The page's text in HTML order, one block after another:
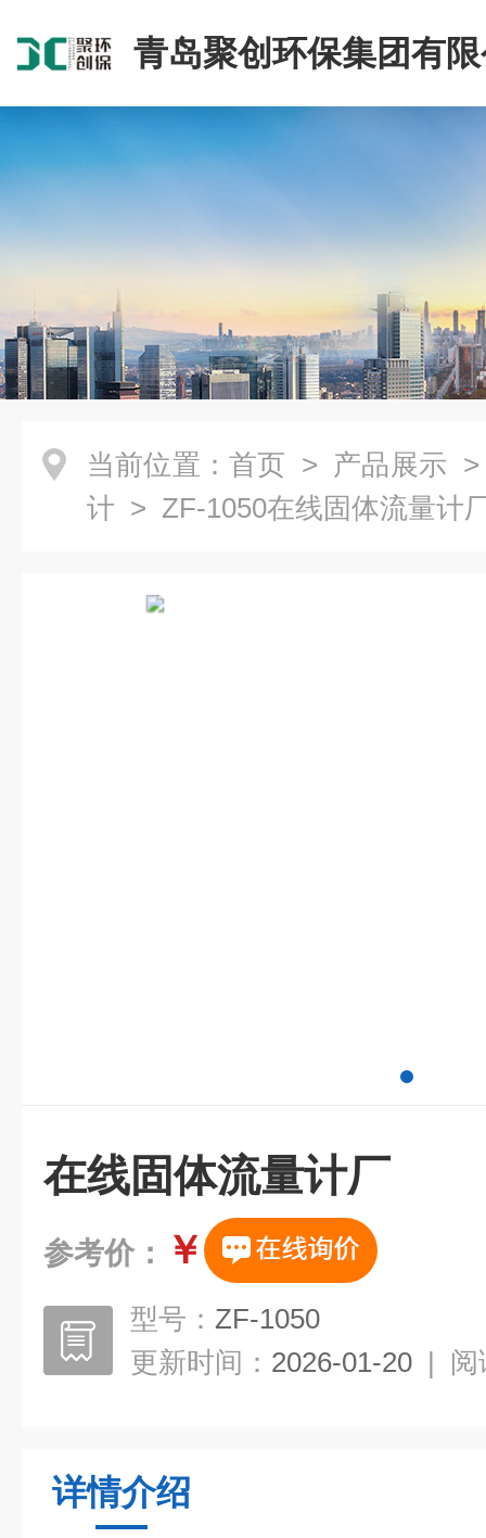
青岛聚创环保集团有
当前位置： 首页 > 产品展示
计 > ZF-1050在线固体流量计
在线固体流量计厂
参考价： ￥
型号： ZF-1050
更新时间： 2026-01-20 | 阅
详情介绍